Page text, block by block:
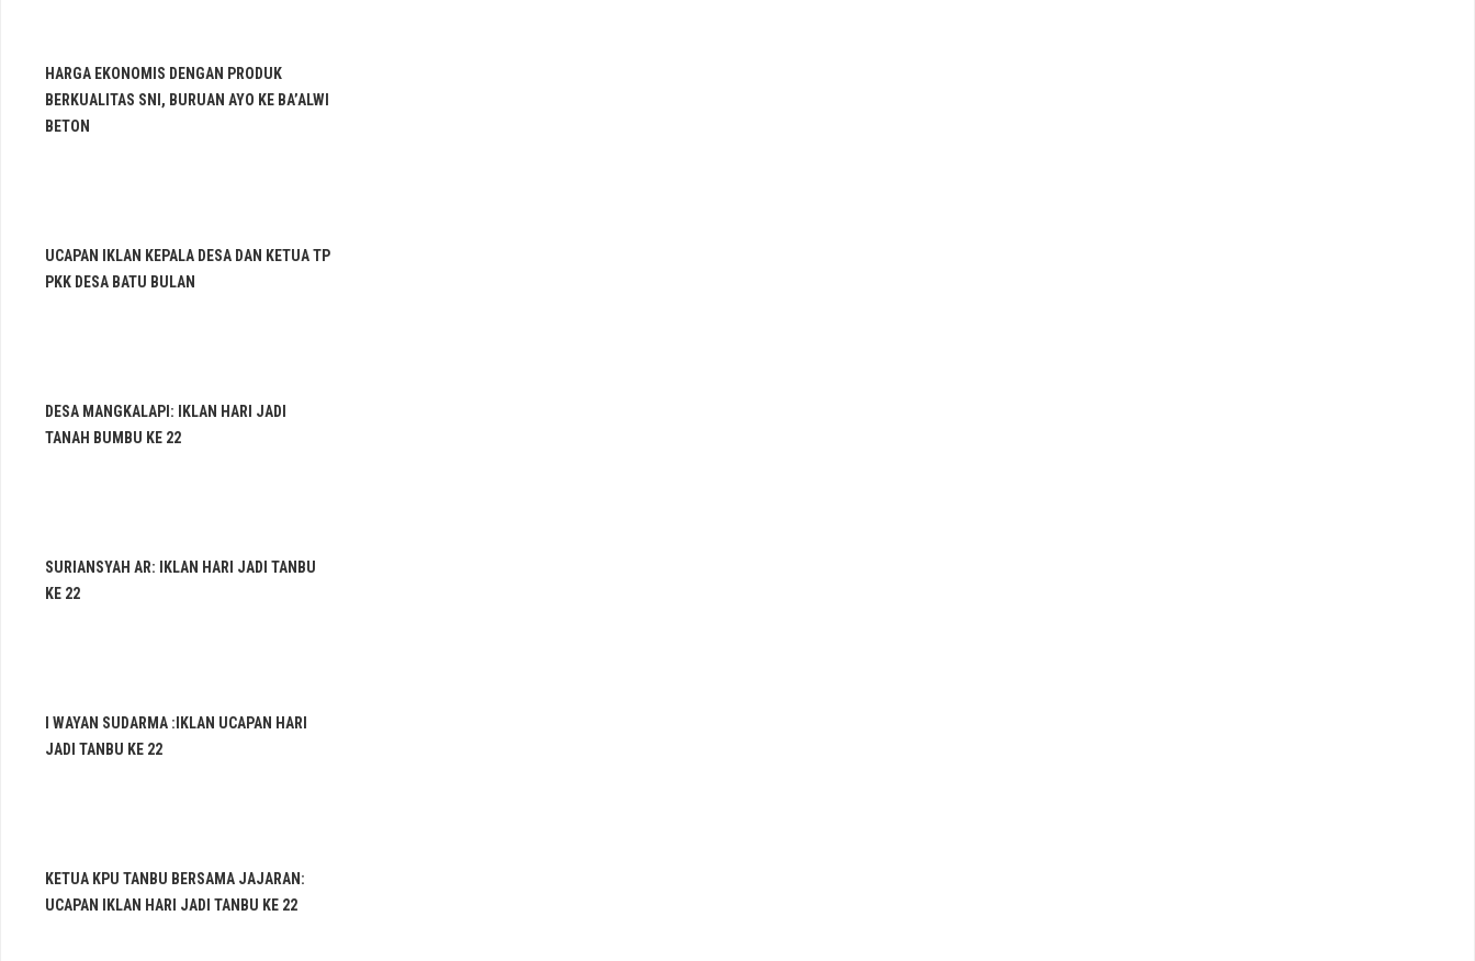
HARGA EKONOMIS DENGAN PRODUK
BERKUALITAS SNI, BURUAN AYO KE BA’ALWI
BETON
UCAPAN IKLAN KEPALA DESA DAN KETUA TP
PKK DESA BATU BULAN
DESA MANGKALAPI: IKLAN HARI JADI
TANAH BUMBU KE 22
SURIANSYAH AR: IKLAN HARI JADI TANBU
KE 22
I WAYAN SUDARMA :IKLAN UCAPAN HARI
JADI TANBU KE 22
KETUA KPU TANBU BERSAMA JAJARAN:
UCAPAN IKLAN HARI JADI TANBU KE 22